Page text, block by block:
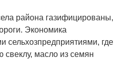
района газифицированы,
Экономика
сельхозпредприятиями, где
свеклу, масло из семян